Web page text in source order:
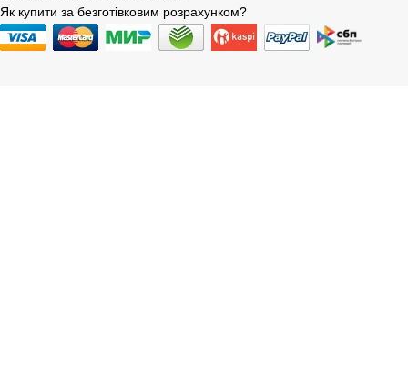
Як купити за безготівковим розрахунком?